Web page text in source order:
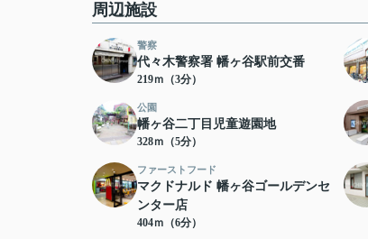
周辺施設
警察
代々木警察署 幡ヶ谷駅前交番
219ｍ（3分）
公園
幡ヶ谷二丁目児童遊園地
328ｍ（5分）
ファーストフード
マクドナルド 幡ヶ谷ゴールデンセ
ンター店
404ｍ（6分）